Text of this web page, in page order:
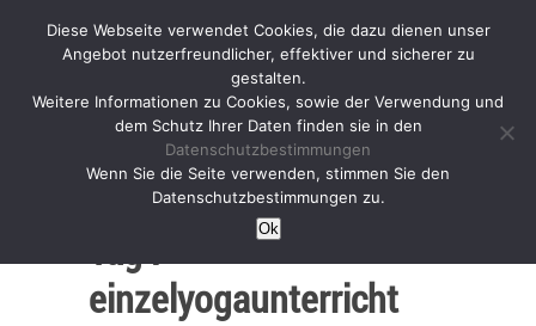
Home
einzelyogaunterricht
Diese Webseite verwendet Cookies, die dazu dienen unser
Angebot nutzerfreundlicher, effektiver und sicherer zu
gestalten.
Weitere Informationen zu Cookies, sowie der Verwendung und
dem Schutz Ihrer Daten finden sie in den
Datenschutzbestimmungen
Wenn Sie die Seite verwenden, stimmen Sie den
Datenschutzbestimmungen zu.
Ok